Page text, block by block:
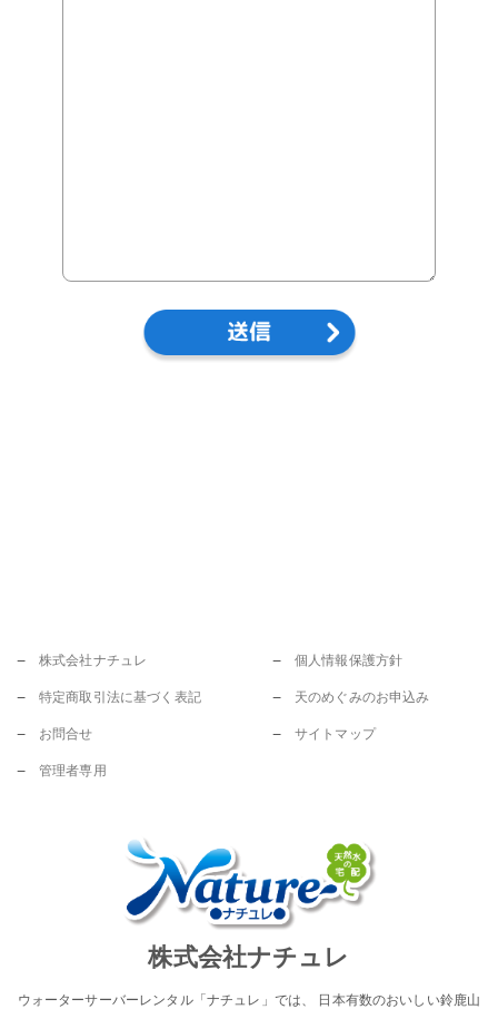
株式会社ナチュレ 個人情報保護方針
特定商取引法に基づく表記 天のめぐみのお申込み
お問合せ サイトマップ
管理者専用
株式会社ナチュレ
ウォーターサーバーレンタル「ナチュレ」では、 日本有数のおいしい鈴鹿山